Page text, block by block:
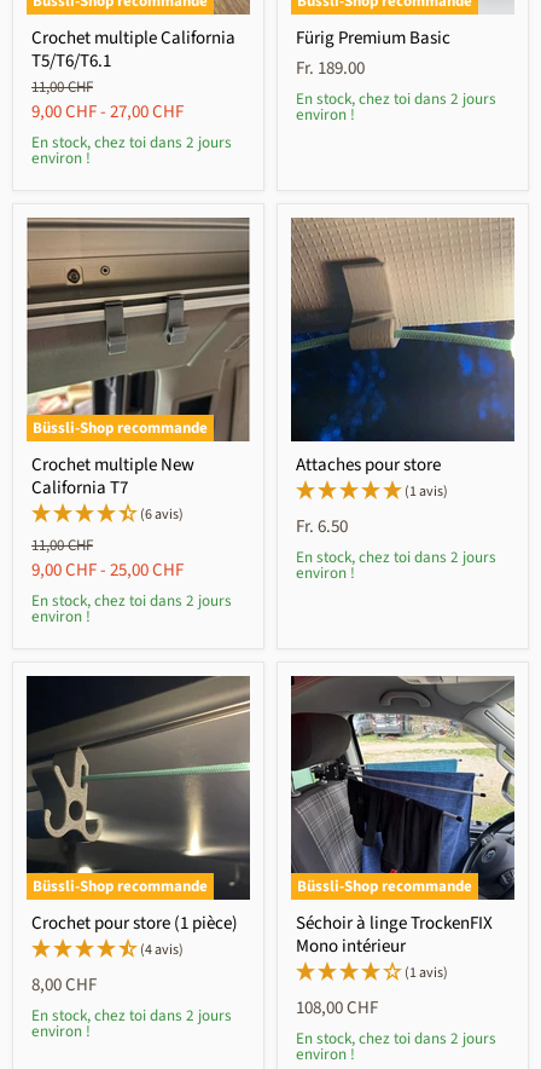
Crochet multiple California
T5/T6/T6.1
Prix
d'origine
11,00 CHF
9,00 CHF-27,00 CHF
En stock, chez toi dans 2 jours
environ !
Fürig Premium Basic
Fr. 189.00
En stock, chez toi dans 2 jours
environ !
Büssli-Shop recommande
Crochet multiple New
California T7
(6 avis)
Prix
d'origine
11,00 CHF
9,00 CHF-25,00 CHF
En stock, chez toi dans 2 jours
environ !
Attaches pour store
(1 avis)
Fr. 6.50
En stock, chez toi dans 2 jours
environ !
Büssli-Shop recommande
Crochet pour store (1 pièce)
(4 avis)
8,00 CHF
En stock, chez toi dans 2 jours
environ !
Büssli-Shop recommande
Séchoir à linge TrockenFIX
Mono intérieur
(1 avis)
108,00 CHF
En stock, chez toi dans 2 jours
environ !